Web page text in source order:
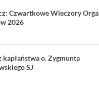
Czwartkowe Wieczory
2026
kapłaństwa o. Zygmunta
SJ